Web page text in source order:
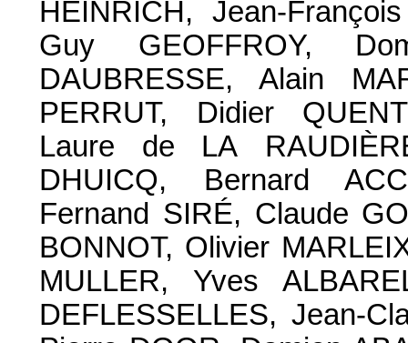
HEINRICH, Jean-
Guy GEOFFROY,
DAUBRESSE, Alain
PERRUT, Didier
Laure de LA
DHUICQ, Bernard
Fernand SIRÉ, Claude
BONNOT, Olivier
MULLER, Yves
DEFLESSELLES, Jean-